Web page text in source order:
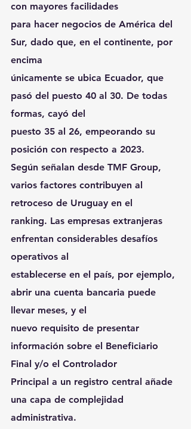
con mayores facilidades
para hacer negocios de América del
Sur, dado que, en el continente, por
encima
únicamente se ubica Ecuador, que
pasó del puesto 40 al 30. De todas
formas, cayó del
puesto 35 al 26, empeorando su
posición con respecto a 2023.
Según señalan desde TMF Group,
varios factores contribuyen al
retroceso de Uruguay en el
ranking. Las empresas extranjeras
enfrentan considerables desafíos
operativos al
establecerse en el país, por ejemplo,
abrir una cuenta bancaria puede
llevar meses, y el
nuevo requisito de presentar
información sobre el Beneficiario
Final y/o el Controlador
Principal a un registro central añade
una capa de complejidad
administrativa.